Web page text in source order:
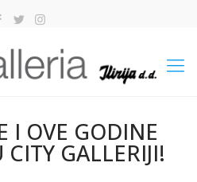
I OVE GODINE
GALLERIJI!